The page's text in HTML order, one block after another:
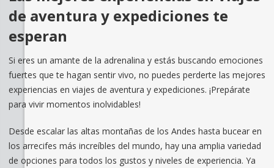
de aventura y expediciones te
esperan
Si eres un amante de la adrenalina y estás buscando emociones
fuertes que te hagan sentir vivo, no puedes perderte las mejores
experiencias en viajes de aventura y expediciones. ¡Prepárate
para vivir momentos inolvidables!
Desde escalar las altas montañas de los Andes hasta bucear en
los arrecifes más increíbles del mundo, hay una amplia variedad
de opciones para todos los gustos y niveles de experiencia. Ya